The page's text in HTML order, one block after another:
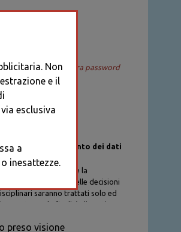
Recupera password
sul trattamento dei dati
di chi richiede la
al Database delle decisioni
saranno trattati solo ed
per la finalità di gestione
previste dal Codice di
preso visione
Non
e il
esclusiva
a
inesattezze.